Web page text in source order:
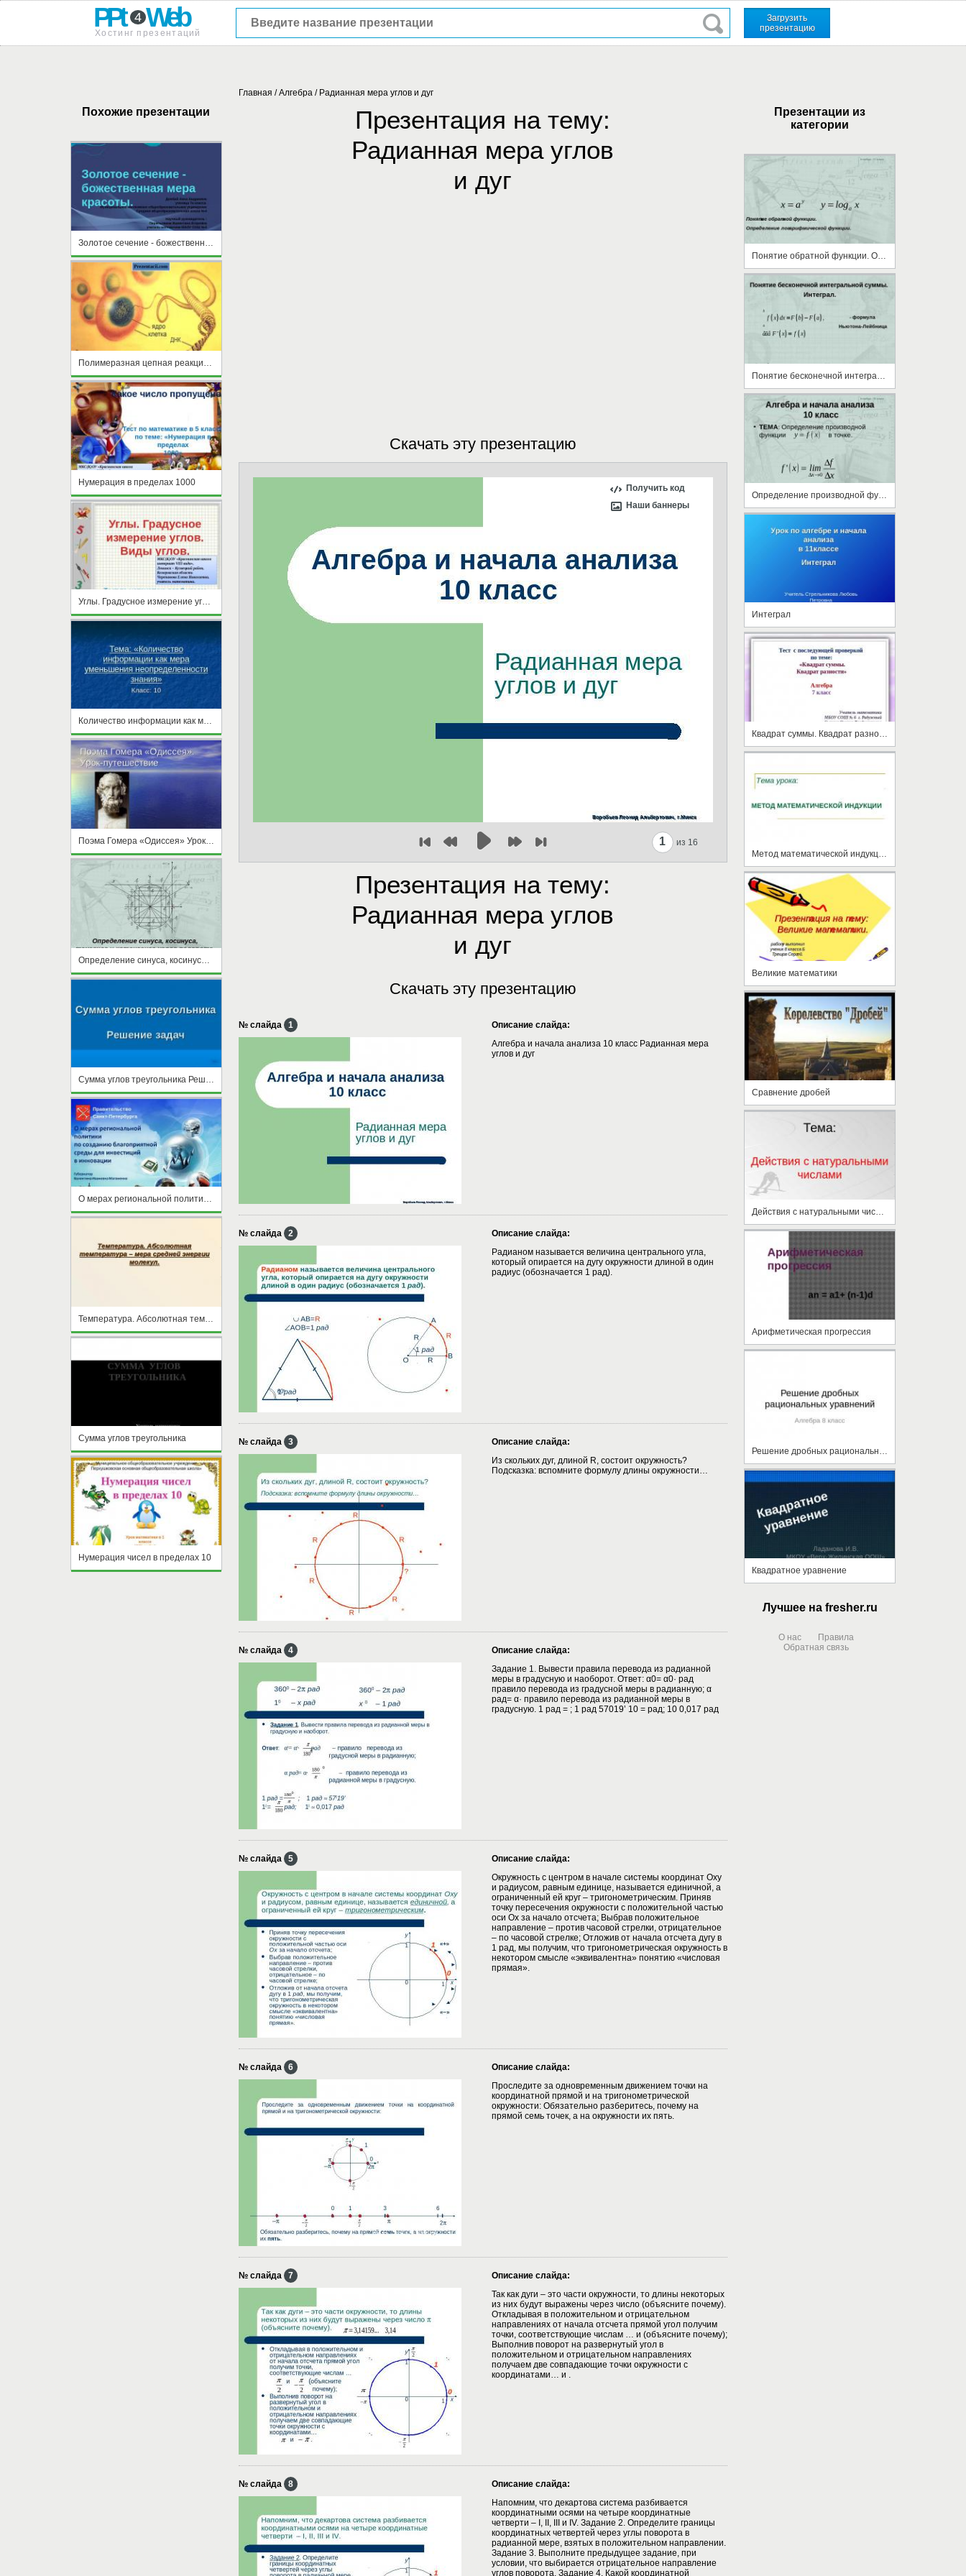
PPt 4 Web
Хостинг презентаций
Загрузить
презентацию
Похожие презентации
Золотое сечение - божественная мера красоты
Нумерация в пределах 1000
Углы. Градусное измерение углов. Виды углов
Количество информации как мера уменьшения неопределенности знания
Определение синуса, косинуса, тангенса и котангенса углов поворота
Сумма углов треугольника Решение задач
О мерах региональной политики по созданию благоприятной среды для инвестиций в инновации
Сумма углов треугольника
Нумерация чисел в пределах 10
Главная /Алгебра / Радианная мера углов и дуг
Презентация на тему:
Радианная мера углов
и дуг
Скачать эту презентацию
Получить код
Наши баннеры
1 из 16
Презентация на тему:
Радианная мера углов
и дуг
Скачать эту презентацию
№ слайда 1
Описание слайда:
Алгебра и начала анализа 10 класс Радианная мера
углов и дуг
№ слайда 2
Описание слайда:
Радианом называется величина центрального угла,
который опирается на дугу окружности длиной в один
радиус (обозначается 1 рад).
№ слайда 3
Описание слайда:
Из скольких дуг, длиной R, состоит окружность?
Подсказка: вспомните формулу длины окружности…
№ слайда 4
Описание слайда:
Задание 1. Вывести правила перевода из радианной
меры в градусную и наоборот. Ответ: α0= α0· рад
правило перевода из градусной меры в радианную; α
рад= α· правило перевода из радианной меры в
градусную. 1 рад = ; 1 рад 57019’ 10 = рад; 10 0,017 рад
№ слайда 5
Описание слайда:
Окружность с центром в начале системы координат Oxy
и радиусом, равным единице, называется единичной, а
ограниченный ей круг – тригонометрическим. Приняв
точку пересечения окружности с положительной частью
оси Ох за начало отсчета; Выбрав положительное
направление – против часовой стрелки, отрицательное
– по часовой стрелке; Отложив от начала отсчета дугу в
1 рад, мы получим, что тригонометрическая окружность в
некотором смысле «эквивалентна» понятию «числовая
прямая».
№ слайда 6
Описание слайда:
Проследите за одновременным движением точки на
координатной прямой и на тригонометрической
окружности: Обязательно разберитесь, почему на
прямой семь точек, а на окружности их пять.
№ слайда 7
Описание слайда:
Так как дуги – это части окружности, то длины некоторых
из них будут выражены через число (объясните почему).
Откладывая в положительном и отрицательном
направлениях от начала отсчета прямой угол получим
точки, соответствующие числам … и (объясните почему);
Выполнив поворот на развернутый угол в
положительном и отрицательном направлениях
получаем две совпадающие точки окружности с
координатами… и .
№ слайда 8
Описание слайда:
Напомним, что декартова система разбивается
координатными осями на четыре координатные
четверти – I, II, III и IV. Задание 2. Определите границы
координатных четвертей через углы поворота в
радианной мере, взятых в положительном направлении.
Задание 3. Выполните предыдущее задание, при
условии, что выбирается отрицательное направление
углов поворота. Задание 4. Какой координатной
Презентации из
категории
Понятие обратной функции. Определение логарифмической функции
Интеграл
Квадрат суммы. Квадрат разности
Великие математики
Сравнение дробей
Действия с натуральными числами
Арифметическая прогрессия
Решение дробных рациональных уравнений
Квадратное уравнение
Лучшее на fresher.ru
О нас
Правила
Обратная связь